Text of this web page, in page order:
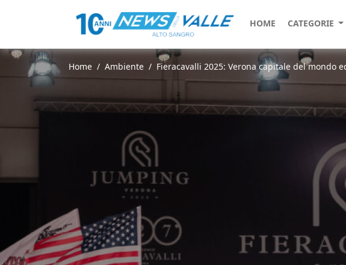
HOME CATEGORIE
Home Ambiente Fieracavalli 2025: Verona capitale del mondo